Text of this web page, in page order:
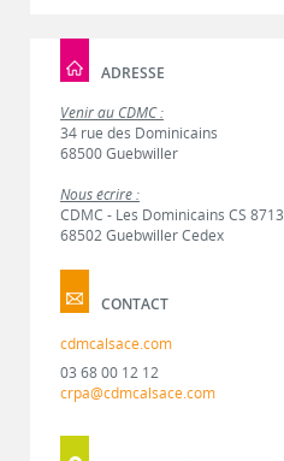
ADRESSE
Venir au CDMC :
34 rue des Dominicains
68500 Guebwiller
Nous écrire :
CDMC - Les Dominicains CS 8713
68502 Guebwiller Cedex
CONTACT
cdmcalsace.com
03 68 00 12 12
crpa@cdmcalsace.com